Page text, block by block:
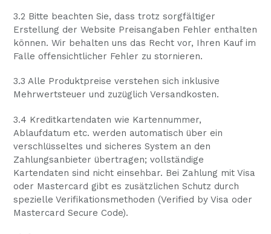
3.2 Bitte beachten Sie, dass trotz sorgfältiger
Erstellung der Website Preisangaben Fehler enthalten
können. Wir behalten uns das Recht vor, Ihren Kauf im
Falle offensichtlicher Fehler zu stornieren.
3.3 Alle Produktpreise verstehen sich inklusive
Mehrwertsteuer und zuzüglich Versandkosten.
3.4 Kreditkartendaten wie Kartennummer,
Ablaufdatum etc. werden automatisch über ein
verschlüsseltes und sicheres System an den
Zahlungsanbieter übertragen; vollständige
Kartendaten sind nicht einsehbar. Bei Zahlung mit Visa
oder Mastercard gibt es zusätzlichen Schutz durch
spezielle Verifikationsmethoden (Verified by Visa oder
Mastercard Secure Code).